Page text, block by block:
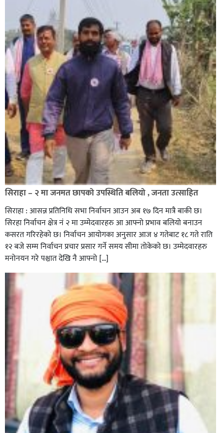
सिराहा – २ मा जनमत छापको उपस्थिति बलियो , जनता उत्साहित
सिराहा : आसन्न प्रतिनिधि सभा निर्वाचन आउन अब १७ दिन मात्रै बाकी छ।
सिरहा निर्वाचन क्षेत्र नं २ मा उम्मेदवारहरु आ आफ्नो प्रभाव बलियो बनाउन
कसरत गरिरहेको छ। निर्वाचन आयोगका अनुसार आज ४ गतेबाट १८ गते राति
१२ बजे सम्म निर्वाचन प्रचार प्रसार गर्ने समय सीमा तोकेको छ। उम्मेदवारहरु
मनोनयन गरे पश्चात देखि नै आफ्नो […]